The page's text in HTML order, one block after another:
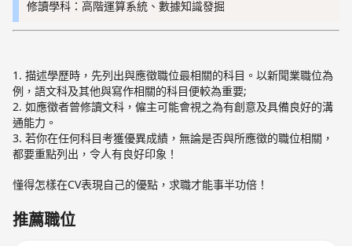
修讀學科：高階運算系統、數據知識發掘
1. 描述學歷時，先列出與應徵職位最相關的科目。以新聞業職位為
例，語文科及其他與寫作相關的科目便較為重要;
2. 如應徵者曾修讀文科，僱主可能會視之為有創意及具備良好的溝
通能力。
3. 若你在任何科目考獲優異成績，無論是否與所應徵的職位相關，
都要重點列出，令人有良好印象！
懂得怎樣在CV表現自己的優點，求職才能事半功倍！
推薦職位